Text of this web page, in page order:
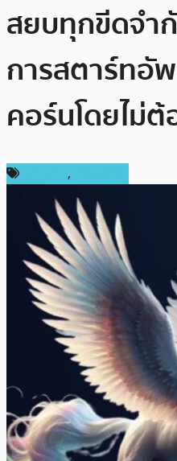
สยบทุกขีดจำ
การสตาร์ทอั
คอร์นโดยไม่
,